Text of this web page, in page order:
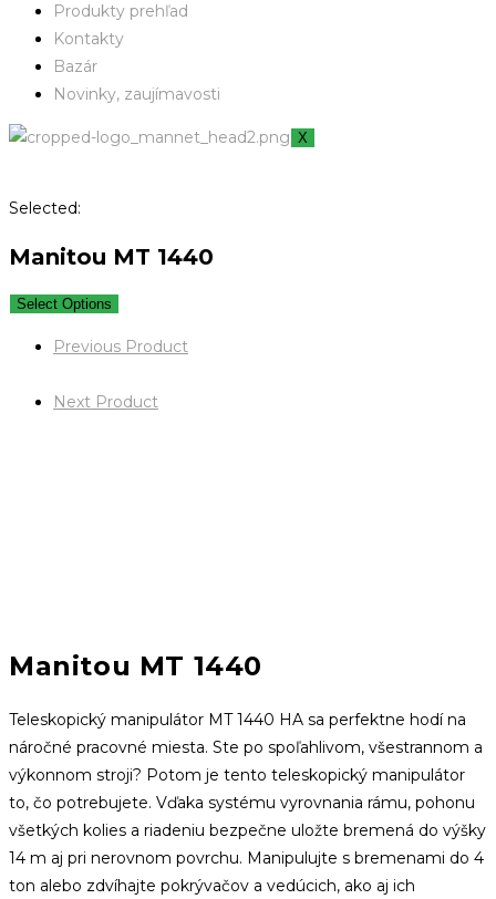
Produkty prehľad
Kontakty
Bazár
Novinky, zaujímavosti
X
Selected:
Manitou MT 1440
Select Options
Previous Product
Next Product
Manitou MT 1440
Teleskopický manipulátor MT 1440 HA sa perfektne hodí na
náročné pracovné miesta. Ste po spoľahlivom, všestrannom a
výkonnom stroji? Potom je tento teleskopický manipulátor
to, čo potrebujete. Vďaka systému vyrovnania rámu, pohonu
všetkých kolies a riadeniu bezpečne uložte bremená do výšky
14 m aj pri nerovnom povrchu. Manipulujte s bremenami do 4
ton alebo zdvíhajte pokrývačov a vedúcich, ako aj ich